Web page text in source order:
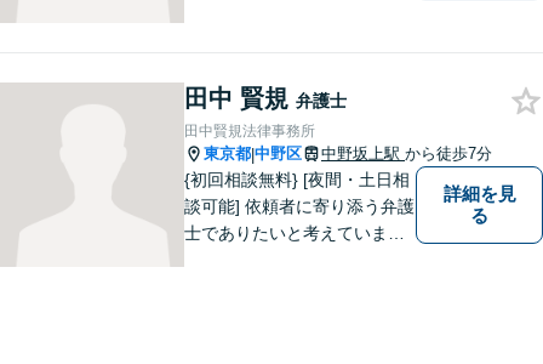
やかに案件に取り組みます。
田中 賢規 弁護士
田中賢規法律事務所
東京都|中野区 中野坂上駅 から徒歩7分
{初回相談無料} [夜間・土日相
談可能] 依頼者に寄り添う弁護
士でありたいと考えていま
詳細を見
る